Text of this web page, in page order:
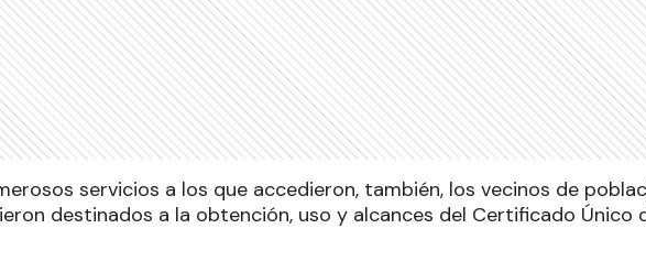
servicios a los que accedieron, también, los vecinos de
destinados a la obtención, uso y alcances del Certificado Único